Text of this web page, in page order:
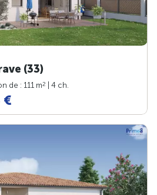
(33)
de : 111 m2
| 4 ch.
€